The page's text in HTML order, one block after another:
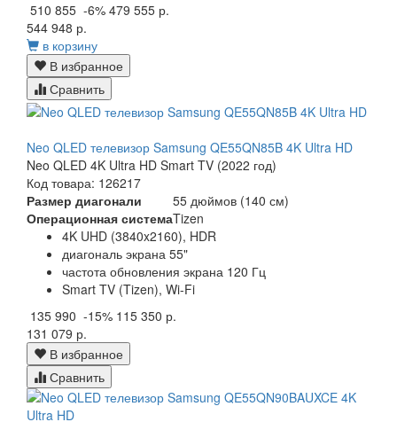
510 855 -6% 479 555 р.
544 948 р.
в корзину
В избранное
Сравнить
Neo QLED телевизор Samsung QE55QN85B 4K Ultra HD
Neo QLED 4K Ultra HD Smart TV (2022 год)
Код товара: 126217
Размер диагонали
55 дюймов (140 см)
Операционная системаTizen
4K UHD (3840x2160), HDR
диагональ экрана 55"
частота обновления экрана 120 Гц
Smart TV (Tizen), Wi-Fi
135 990 -15% 115 350 р.
131 079 р.
В избранное
Сравнить